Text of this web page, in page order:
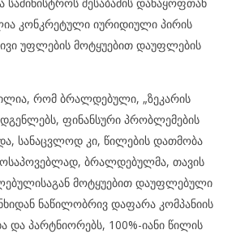
სამინისტროს შესაბამის დანაყოფთან
კონკრეტული იურიდიული პირის
უფლების მოტყუებით დაუფლების
რომ ბრალდებული, „ზეკარის
ფინანსური პრობლემების
სანაცვლოდ კი, წილების დათმობა
ბრალდებულმა, თავის
მოტყუებით დაუფლებული
ნაწილობრივ დაფარა კომპანიის
და პარტნიორებს, 100%-იანი წილის